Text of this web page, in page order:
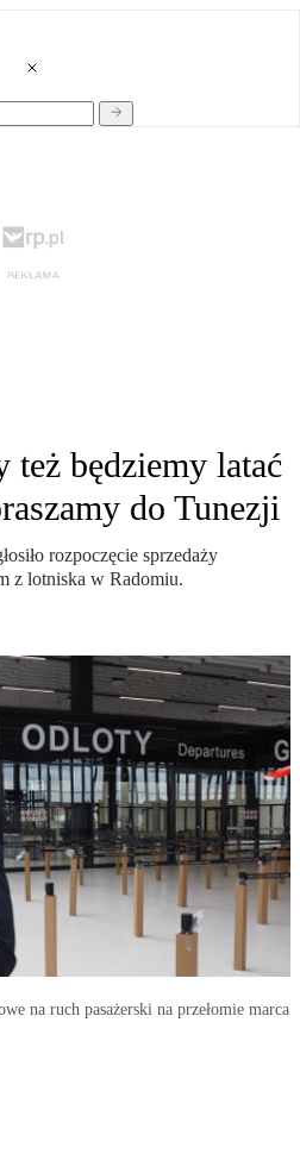
będziemy latać
do Tunezji
rozpoczęcie sprzedaży
z lotniska w Radomiu.
na ruch pasażerski na przełomie marca